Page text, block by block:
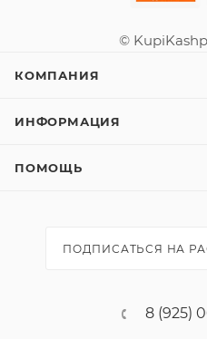
©
КОМПАНИЯ
ИНФОРМАЦИЯ
ПОМОЩЬ
ПОДПИСАТЬСЯ НА
8 (925)